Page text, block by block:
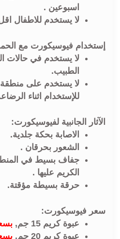
اسبوعين .
لا يستخدم للاطفال
إستخدام فيوسيكورت مع
لا يستخدم في حالات
الطبيب.
لا يستخدم على
للإستخدام اثناء
الآثار الجانبية لفيوسيكورت:
الاصابة بحكة جلدية.
الشعور بحرقان .
جفاف بسيط في
الكريم عليها .
حرقة بسيطة مؤقتة.
سعر فيوسيكورت:
عبوة كريم 15 جم,
بسعر 25.50
عبوة كريم 20 جم,
بسعر 38